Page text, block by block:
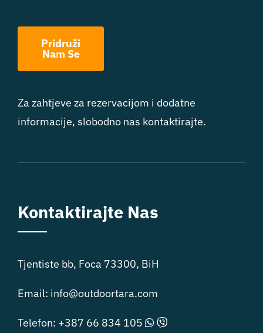
Pridruži
Nam Se
Za zahtjeve za rezervacijom i dodatne
informacije, slobodno nas kontaktirajte.
Kontaktirajte Nas
Tjentiste bb, Foca 73300, BiH
Email: info@outdoortara.com
Telefon: +387 66 834 105